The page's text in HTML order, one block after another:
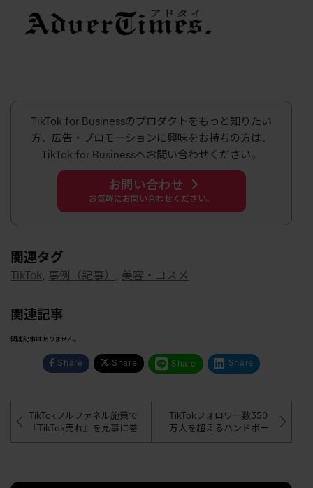
TikTok for Businessのプロダクトをもっと知りたい
方、広告・プロモーションに興味をお持ちの方は、
TikTok for Businessへお問い合わせください。
お問い合わせ
お気軽にお問い合わせください。
関連タグ
TikTok, 事例（記事） , 美容・コスメ
関連記事
関連記事はありません。
Share Share Share Share
TikTokフルファネル施策で
『TikTok売れ』を見事に巻
き起こした「Fit me」のTik
TikTokフォロワー数350
万人を超えるハンドボー
ル元日本代表のレミたん